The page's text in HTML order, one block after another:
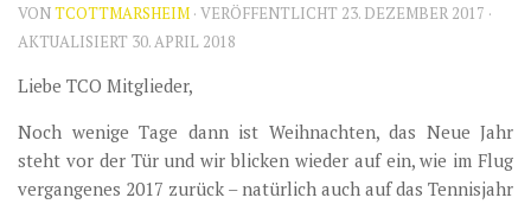
VONTCOTTMARSHEIM · VERÖFFENTLICHT 23. DEZEMBER 2017 ·
AKTUALISIERT 30. APRIL 2018
Liebe TCO Mitglieder,
Noch wenige Tage dann ist Weihnachten, das Neue Jahr
steht vor der Tür und wir blicken wieder auf ein, wie im Flug
vergangenes 2017 zurück – natürlich auch auf das Tennisjahr